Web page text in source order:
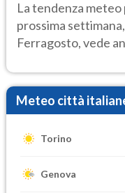
La tendenza
prossima
Ferragosto, vede
Meteo città
Torino
Genova